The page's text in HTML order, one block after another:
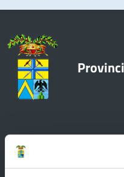
Amministrazione